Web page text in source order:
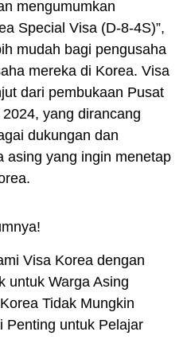
mengumumkan
Special Visa (D-8-4S)”,
mudah bagi pengusaha
mereka di Korea. Visa
dari pembukaan Pusat
yang dirancang
dukungan dan
asing yang ingin menetap
Visa Korea dengan
untuk Warga Asing
Tidak Mungkin
Penting untuk Pelajar